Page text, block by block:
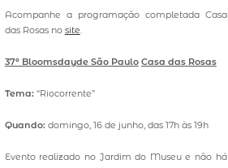
Acompanhe a programação completada Casa
das Rosas no site.
37º Bloomsdayde São Paulo Casa das Rosas
Tema: “Riocorrente”
Quando: domingo, 16 de junho, das 17h às 19h
Evento realizado no Jardim do Museu e não há